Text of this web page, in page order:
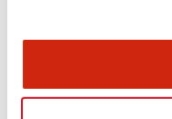
文件和檔案